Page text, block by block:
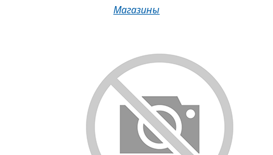
Магазины